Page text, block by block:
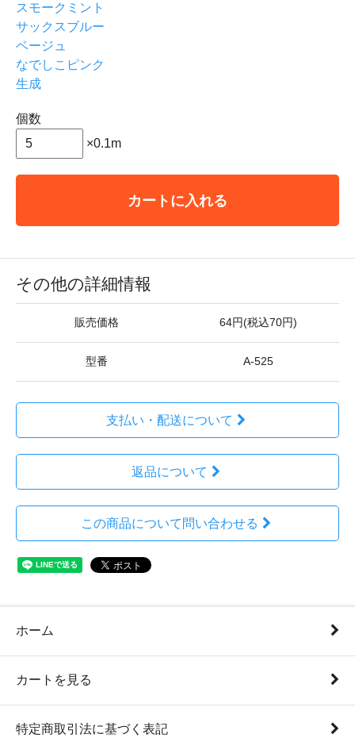
スモークミント
サックスブルー
ベージュ
なでしこピンク
生成
個数
×0.1m
カートに入れる
その他の詳細情報
販売価格 64円(税込70円)
型番 A-525
支払い・配送について
返品について
この商品について問い合わせる
ホーム
カートを見る
特定商取引法に基づく表記